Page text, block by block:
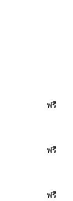
ฟรี
ฟรี
ฟรี